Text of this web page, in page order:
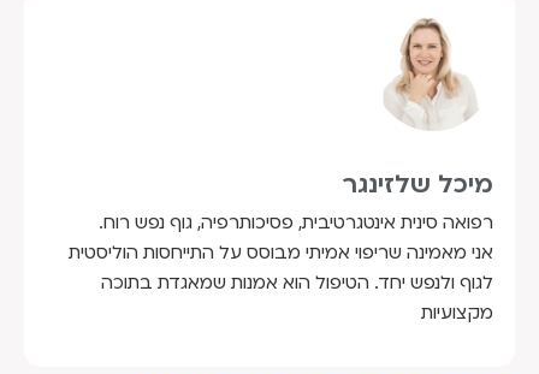
מיכל שלזינגר
רפואה סינית אינטגרטיבית, פסיכותרפיה, גוף נפש רוח.
אני מאמינה שריפוי אמיתי מבוסס על התייחסות הוליסטית
לגוף ולנפש יחד. הטיפול הוא אמנות שמאגדת בתוכה
מקצועיות